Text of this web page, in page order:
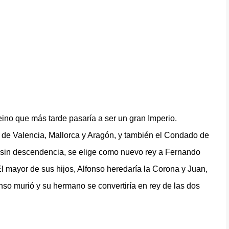
que más tarde pasaría a ser un gran Imperio.
Valencia, Mallorca y Aragón, y también el Condado de
descendencia, se elige como nuevo rey a Fernando
de sus hijos, Alfonso heredaría la Corona y Juan,
murió y su hermano se convertiría en rey de las dos